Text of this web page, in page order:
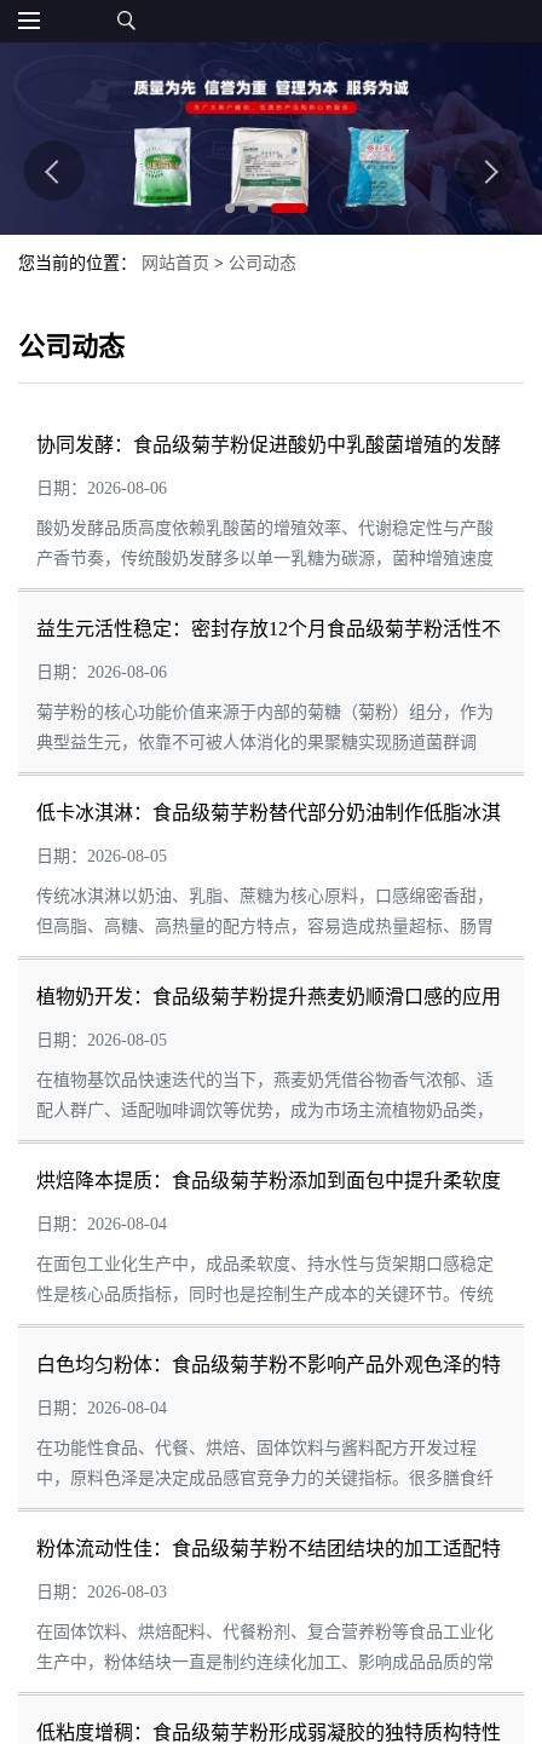
您当前的位置： 网站首页 > 公司动态
公司动态
协同发酵：食品级菊芋粉促进酸奶中乳酸菌增殖的发酵
特性
日期：2026-08-06
酸奶发酵品质高度依赖乳酸菌的增殖效率、代谢稳定性与产酸
产香节奏，传统酸奶发酵多以单一乳糖为碳源，菌种增殖速度
有限，发酵周期固定，易出现菌群活性弱、成品酸度不足、质
体偏稀、后熟稳定性差等问题。食品级菊芋...
益生元活性稳定：密封存放12个月食品级菊芋粉活性不
衰减的特性
日期：2026-08-06
菊芋粉的核心功能价值来源于内部的菊糖（菊粉）组分，作为
典型益生元，依靠不可被人体消化的果聚糖实现肠道菌群调
节。在食品储存过程中，受水分、温度、氧气、微生物等多重
因素干扰，菊糖容易发生水解断裂，聚合度下...
低卡冰淇淋：食品级菊芋粉替代部分奶油制作低脂冰淇
淋
日期：2026-08-05
传统冰淇淋以奶油、乳脂、蔗糖为核心原料，口感绵密香甜，
但高脂、高糖、高热量的配方特点，容易造成热量超标、肠胃
负担重、发胖等问题，难以适配当代轻食减脂、健康控卡的消
费趋势。借助食品级菊芋粉的优良理化特性...
植物奶开发：食品级菊芋粉提升燕麦奶顺滑口感的应用
日期：2026-08-05
在植物基饮品快速迭代的当下，燕麦奶凭借谷物香气浓郁、适
配人群广、适配咖啡调饮等优势，成为市场主流植物奶品类，
但传统工艺生产的燕麦奶普遍存在口感粗糙、颗粒感明显、静
置分层、口感寡水、糊嘴厚重等痛点，严重...
烘焙降本提质：食品级菊芋粉添加到面包中提升柔软度
的应用
日期：2026-08-04
在面包工业化生产中，成品柔软度、持水性与货架期口感稳定
性是核心品质指标，同时也是控制生产成本的关键环节。传统
面包配方依赖大量白砂糖、油脂、保湿添加剂改善口感，不仅
原料成本偏高，还容易导致面团发酵不稳定...
白色均匀粉体：食品级菊芋粉不影响产品外观色泽的特
性
日期：2026-08-04
在功能性食品、代餐、烘焙、固体饮料与酱料配方开发过程
中，原料色泽是决定成品感官竞争力的关键指标。很多膳食纤
维原料存在颜色偏黄、灰褐色、色泽深浅不均的问题，添加后
容易改变成品原有色调，出现发暗、浑浊、色...
粉体流动性佳：食品级菊芋粉不结团结块的加工适配特
性
日期：2026-08-03
在固体饮料、烘焙配料、代餐粉剂、复合营养粉等食品工业化
生产中，粉体结块一直是制约连续化加工、影响成品品质的常
见痛点。很多植物来源粉体因糖分、亲水基团含量高，极易吸
附环境水汽，颗粒之间相互粘连团聚，造成...
低粘度增稠：食品级菊芋粉形成弱凝胶的独特质构特性